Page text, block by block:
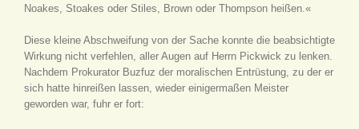
Noakes, Stoakes oder Stiles, Brown oder Thompson heißen.«
Diese kleine Abschweifung von der Sache konnte die beabsichtigte
Wirkung nicht verfehlen, aller Augen auf Herrn Pickwick zu lenken.
Nachdem Prokurator Buzfuz der moralischen Entrüstung, zu der er
sich hatte hinreißen lassen, wieder einigermaßen Meister
geworden war, fuhr er fort: